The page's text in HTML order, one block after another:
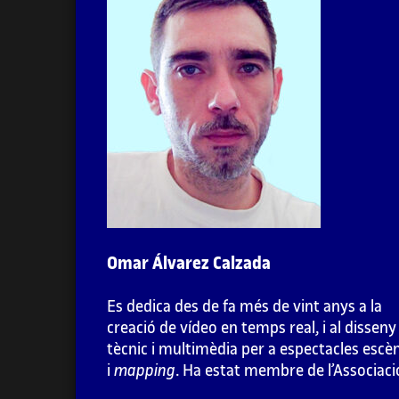
1. Introducció a les instal·lacions
audiovisuals
2. Videoinstal·lacions
3. Llum, so, moviment i espai
audiovisuals interactives
4.2. Inventari d’interaccions digitals
4.2.1. Visió per computadora
Omar Álvarez Calzada
Es dedica des de fa més de vint anys a la
creació de vídeo en temps real, i al disseny
tècnic i multimèdia per a espectacles
i mapping. Ha estat membre de